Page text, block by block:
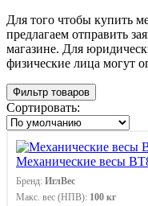
Для того чтобы купить
предлагаем отправить
магазине. Для
физические лица могут
Фильтр товаров
Сортировать:
Механические весы
Бренд: ИглВес
Макс. вес (НПВ): 100 кг